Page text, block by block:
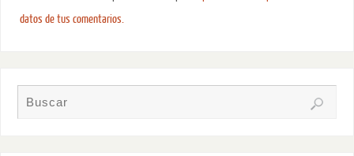
datos de tus comentarios.